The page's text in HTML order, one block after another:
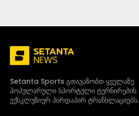
Setanta Sports გთავაზობთ ყველაზე
პოპულარული სპორტული ტურნირების
ექსკლუზიურ პირდაპირ ტრანსლაციებს.